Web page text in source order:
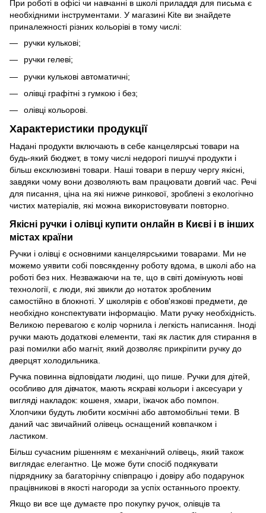
При роботі в офісі чи навчанні в школі приладдя для письма є
необхідними інструментами. У магазині Kite ви знайдете
приналежності різних кольоріві в тому числі:
ручки кулькові;
ручки гелеві;
ручки кулькові автоматичні;
олівці графітні з гумкою і без;
олівці кольорові.
Характеристики продукції
Надані продукти включають в себе канцелярські товари на
будь-який бюджет, в тому числі недорогі пишучі продукти і
більш ексклюзивні товари. Наші товари в першу чергу якісні,
завдяки чому вони дозволяють вам працювати довгий час. Речі
для писання, ціна на які нижче ринкової, зроблені з екологічно
чистих матеріалів, які можна використовувати повторно.
Якісні ручки і олівці купити онлайн в Києві і в інших
містах країни
Ручки і олівці є основними канцелярськими товарами. Ми не
можемо уявити собі повсякденну роботу вдома, в школі або на
роботі без них. Незважаючи на те, що в світі домінують нові
технології, є люди, які звикли до нотаток зробленим
самостійно в блокноті. У школярів є обов'язкові предмети, де
необхідно конспектувати інформацію. Мати ручку необхідність.
Великою перевагою є колір чорнила і легкість написання. Іноді
ручки мають додаткові елементи, такі як ластик для стирання в
разі помилки або магніт, який дозволяє прикріпити ручку до
дверцят холодильника.
Ручка повинна відповідати людині, що пише. Ручки для дітей,
особливо для дівчаток, мають яскраві кольори і аксесуари у
вигляді накладок: кошеня, хмари, їжачок або помпон.
Хлопчики будуть любити космічні або автомобільні теми. В
даний час звичайний олівець оснащений ковпачком і
ластиком.
Більш сучасним рішенням є механічний олівець, який також
виглядає елегантно. Це може бути спосіб подякувати
підряднику за багаторічну співпрацю і довіру або подарунок
працівникові в якості нагороди за успіх останнього проекту.
Якщо ви все ще думаєте про покупку ручок, олівців та